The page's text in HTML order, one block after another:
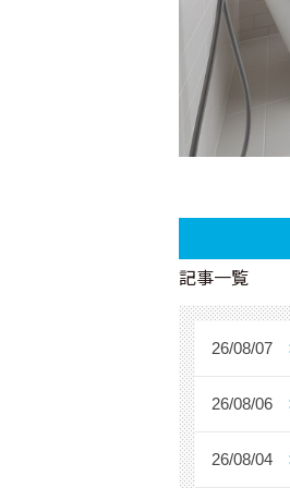
記事一覧
26/08/07
26/08/06
26/08/04